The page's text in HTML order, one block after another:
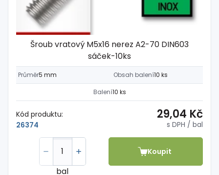
Šroub vratový M5x16 nerez A2-70 DIN603
sáček-10ks
Průměr5 mm Obsah balení10 ks
Balení10 ks
Kód produktu:
26374
29,04 Kč
s DPH / bal
bal
Koupit